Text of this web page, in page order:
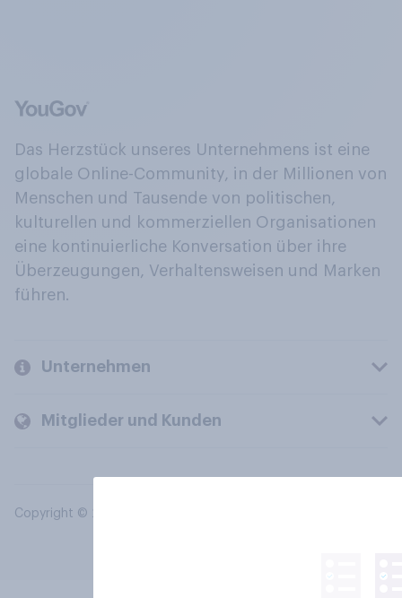
Das Herzstück unseres Unternehmens ist eine
globale Online-Community, in der Millionen von
Menschen und Tausende von politischen,
kulturellen und kommerziellen Organisationen
eine kontinuierliche Konversation über ihre
Überzeugungen, Verhaltensweisen und Marken
führen.
Unternehmen
Mitglieder und Kunden
Copyright © 2026 YouGov PLC. Alle Rechte vorbehalten.